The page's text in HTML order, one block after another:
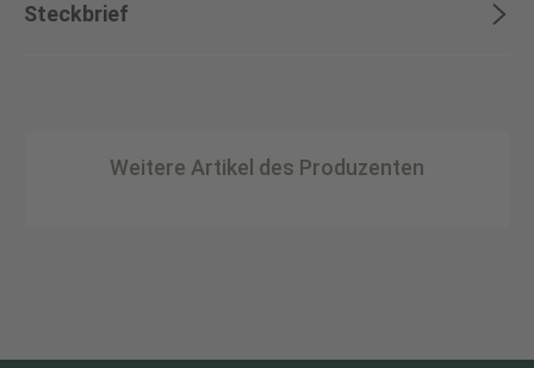
Steckbrief
Weitere Artikel des Produzenten